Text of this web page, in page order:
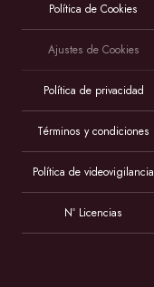
Política de Cookies
Ajustes de Cookies
Política de privacidad
Términos y condiciones
Política de videovigilancia
Nº Licencias